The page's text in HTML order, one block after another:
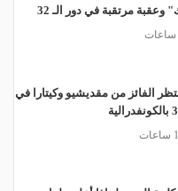
وعقبة مرتقبة في دور الـ 32
الفائز من مقديشيو وكيتارا في